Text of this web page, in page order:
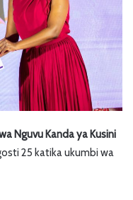
Nguvu Kanda ya Kusini
25 katika ukumbi wa